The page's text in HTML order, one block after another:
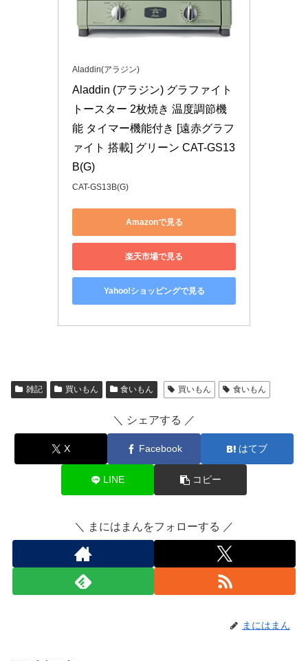
Aladdin(アラジン)
Aladdin (アラジン) グラファイト
トースター 2枚焼き 温度調節機
能 タイマー機能付き [遠赤グラフ
ァイト 搭載] グリーン CAT-GS13
B(G)
CAT-GS13B(G)
Amazonで見る
楽天市場で見る
Yahoo!ショッピングで見る
雑記 買いもん 食いもん 買いもん 食いもん
＼ シェアする ／
X Facebook はてブ
LINE コピー
＼ まにはまんをフォローする ／
まにはまん